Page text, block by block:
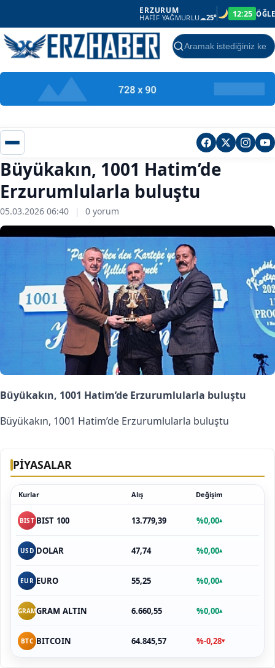
ERZURUM
HAFIF YAĞMURLU☁25° 12:25 ÖĞLE
Ara
Büyükakın, 1001 Hatim’de
Erzurumlularla buluştu
05.03.2026 06:40 | 0 yorum
Büyükakın, 1001 Hatim’de Erzurumlularla buluştu
Büyükakın, 1001 Hatim’de Erzurumlularla buluştu
PİYASALAR
Kurlar Alış Değişim
BIST BIST 100 13.779,39 %0,00▴
USD DOLAR 47,74 %0,00▴
EUR EURO 55,25 %0,00▴
GRAMGRAM ALTIN 6.660,55 %0,00▴
BTC BITCOIN 64.845,57 %-0,28▾